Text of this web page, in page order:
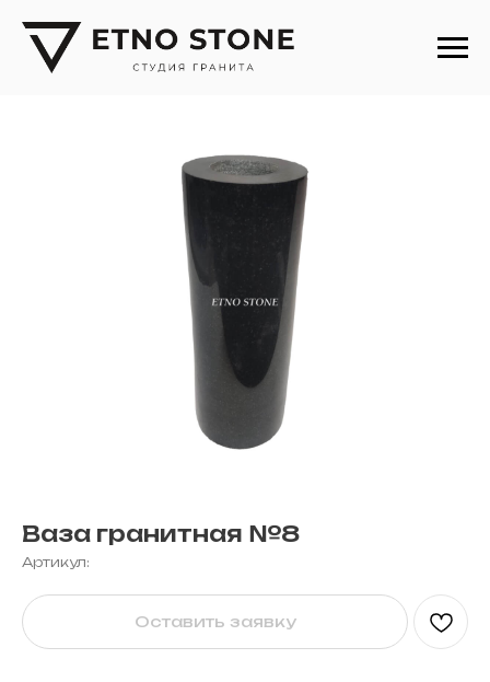
Ваза гранитная №8
Артикул:
Оставить заявку